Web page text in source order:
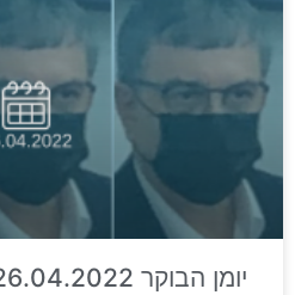
יומן הבוקר 26.04.2022